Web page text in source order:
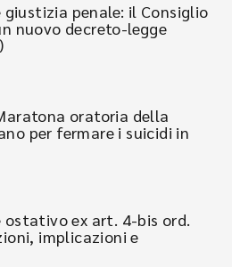
penale: il Consiglio
nuovo decreto-legge
oratoria della
per fermare i suicidi in
ostativo ex art. 4-bis ord.
implicazioni e